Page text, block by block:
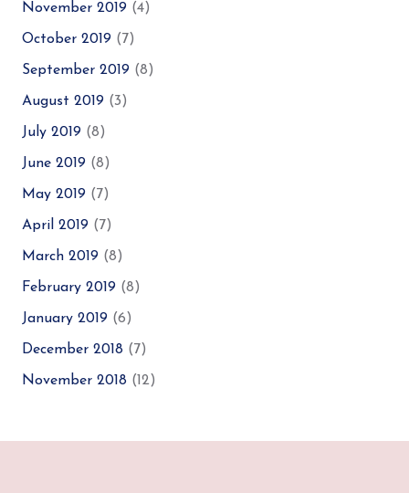
November 2019 (4)
October 2019 (7)
September 2019 (8)
August 2019 (3)
July 2019 (8)
June 2019 (8)
May 2019 (7)
April 2019 (7)
March 2019 (8)
February 2019 (8)
January 2019 (6)
December 2018 (7)
November 2018 (12)